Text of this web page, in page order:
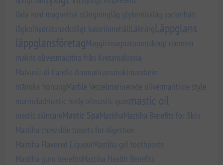
låda med magnetisk stängninglåg glykemisklåg sockerhalt
lågkolhydratsnackslågt kaloriinnehållLäkningLäppglans
läppglansföretagMaggiri magnatummakeup remover
makris olivesmalotira från Kretamalvasia
Malvasia di Candia Aromaticamanaki mandarin
mānuka-honungMarble Vesselmarinerade olivermaritime style
marmeladmastic body oilmastic gum mastic oil
mastic skincareMastic SpaMastihaMastiha Benefits for Skin
Mastiha chewable tablets for digestion
Mastiha Flavored LiqueurMastiha gel toothpaste
Mastiha gum benefitsMastiha Health Benefits